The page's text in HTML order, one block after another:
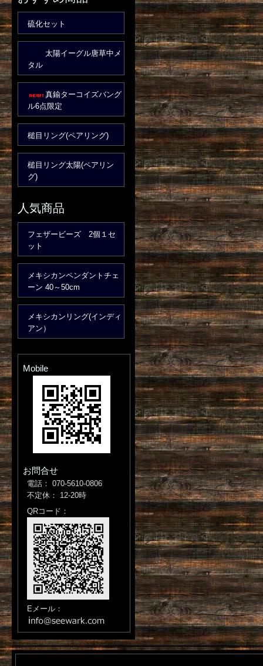
硫化セット
太陽イーグル唐草中メ
タル
真鍮ターコイズバング
ル6点限定
槌目リング(ペアリング)
槌目リング太陽(ペアリン
グ)
人気商品
フェザービーズ 2個１セ
ット
メキシカンペンダントチェ
ーン 40～50cm
メキシカンリング(インディ
アン）
Mobile
お問合せ
電話： 070-5610-0806
不定休： 12-20時
QRコード：
Eメール：